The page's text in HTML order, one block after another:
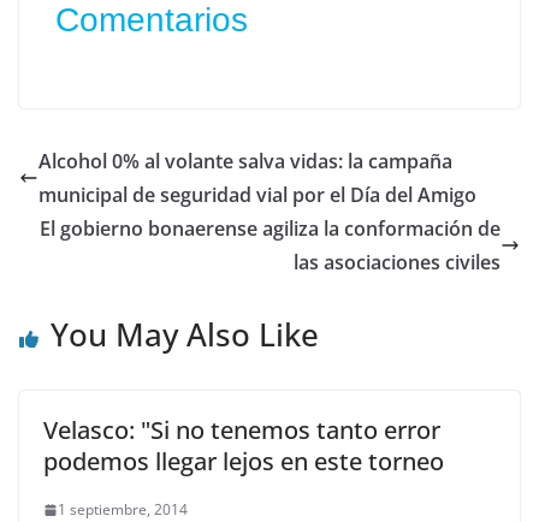
Comentarios
Alcohol 0% al volante salva vidas: la campaña
municipal de seguridad vial por el Día del Amigo
El gobierno bonaerense agiliza la conformación de
las asociaciones civiles
You May Also Like
Velasco: "Si no tenemos tanto error
podemos llegar lejos en este torneo
1 septiembre, 2014